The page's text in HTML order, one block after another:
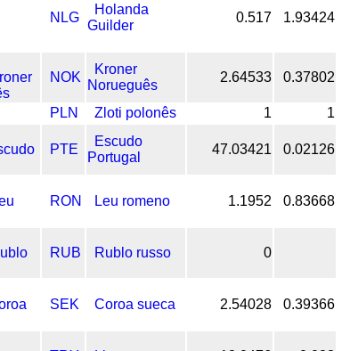
NLG
Holanda
Guilder
0.517 1.93424
NOK
Kroner
Norueguês
2.64533 0.37802
PLN Zloti polonês 1 1
PTE
Escudo
Portugal
47.03421 0.02126
RON Leu romeno 1.1952 0.83668
RUB Rublo russo 0
SEK Coroa sueca 2.54028 0.39366